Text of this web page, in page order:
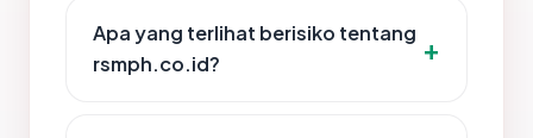
Apa yang terlihat berisiko tentang
rsmph.co.id?